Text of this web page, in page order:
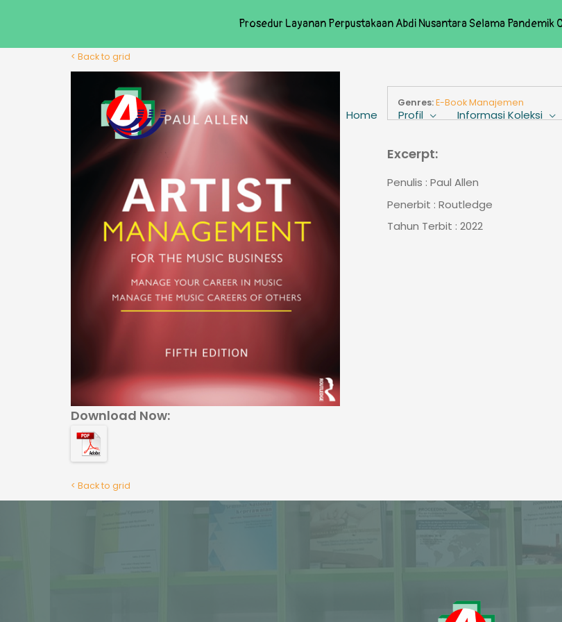
Home Profil Informasi Koleksi
< Back to grid
Download Now:
Genres:E-Book Manajemen
Excerpt:
Penulis : Paul Allen
Penerbit : Routledge
Tahun Terbit : 2022
< Back to grid
Prosedur Layanan Perpustakaan Abdi Nusantara Selama Pandemik